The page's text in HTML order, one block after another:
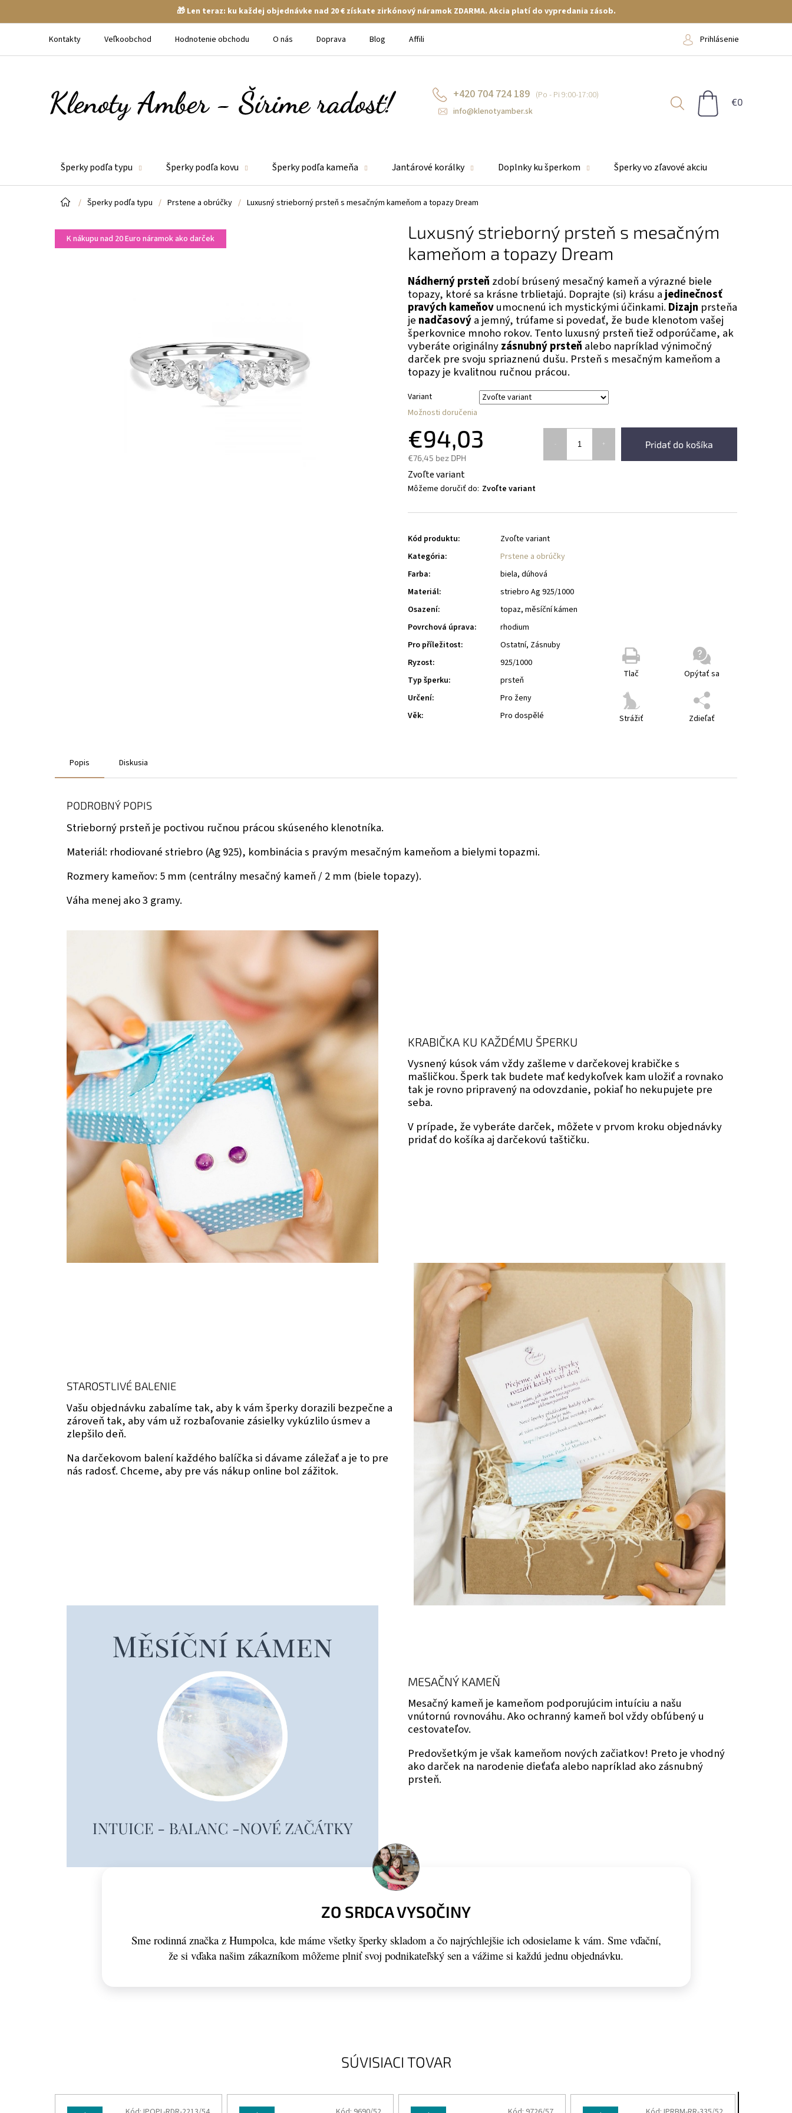
🎁 Len teraz: ku každej objednávke nad 20 € získate zirkónový náramok ZDARMA. Akcia platí do vypredania zásob.
Kontakty Veľkoobchod Hodnotenie obchodu O nás Doprava Blog Affiliate Prihlásenie
+420 704 724 189
info@klenotyamber.sk
NÁKUPNÝ
Šperky podľa typu Šperky podľa kovu Šperky podľa kameňa Jantárové korálky Doplnky ku šperkom Šperky vo zľavové akciu
Domov
/ Šperky podľa typu / Prstene a obrúčky / Luxusný strieborný prsteň s mesačným kameňom a topazy Dream
K nákupu nad 20 Euro náramok ako darček
Luxusný strieborný prsteň s mesačným
kameňom a topazy Dream
€94,03
€76,45 bez DPH
Pridať do košíka
Zvoľte variant
Môžeme doručiť do: Zvoľte variant
Variant
Možnosti doručenia
Nádherný prsteň zdobí brúsený mesačný kameň a výrazné biele
topazy, ktoré sa krásne trblietajú. Doprajte (si) krásu a jedinečnosť
pravých kameňovumocnenú ich mystickými účinkami. Dizajn prsteňa
je nadčasovýa jemný, trúfame si povedať, že bude klenotom vašej
šperkovnice mnoho rokov. Tento luxusný prsteň tiež odporúčame, ak
vyberáte originálnyzásnubný prsteň alebo napríklad výnimočný
darček pre svoju spriaznenú dušu. Prsteň s mesačným kameňom a
topazy je kvalitnou ručnou prácou.
Tlač Opýtať sa
Strážiť Zdieľať
Kód produktu:
Zvoľte variant
Kategória:
Prstene a obrúčky
Farba:
biela, dúhová
Materiál:
striebro Ag 925/1000
Osazení:
topaz, měsíční kámen
Povrchová úprava:
rhodium
Pro příležitost:
Ostatní, Zásnuby
Ryzost:
925/1000
Typ šperku:
prsteň
Určení:
Pro ženy
Věk: Pro dospělé
SÚVISIACI TOVAR
Popis Diskusia
PODROBNÝ POPIS
Strieborný prsteň je poctivou ručnou prácou skúseného klenotníka.
Materiál: rhodiované striebro (Ag 925), kombinácia s pravým mesačným kameňom a bielymi topazmi.
Rozmery kameňov: 5 mm (centrálny mesačný kameň / 2 mm (biele topazy).
Váha menej ako 3 gramy.
KRABIČKA KU KAŽDÉMU ŠPERKU
Vysnený kúsok vám vždy zašleme v darčekovej krabičke s
mašličkou. Šperk tak budete mať kedykoľvek kam uložiť a rovnako
tak je rovno pripravený na odovzdanie, pokiaľ ho nekupujete pre
seba.
V prípade, že vyberáte darček, môžete v prvom kroku objednávky
pridať do košíka aj darčekovú taštičku.
STAROSTLIVÉ BALENIE
Vašu objednávku zabalíme tak, aby k vám šperky dorazili bezpečne a
zároveň tak, aby vám už rozbaľovanie zásielky vykúzlilo úsmev a
zlepšilo deň.
Na darčekovom balení každého balíčka si dávame záležať a je to pre
nás radosť. Chceme, aby pre vás nákup online bol zážitok.
MESAČNÝ KAMEŇ
Mesačný kameň je kameňom podporujúcim intuíciu a našu
vnútornú rovnováhu. Ako ochranný kameň bol vždy obľúbený u
cestovateľov.
Predovšetkým je však kameňom nových začiatkov! Preto je vhodný
ako darček na narodenie dieťaťa alebo napríklad ako zásnubný
prsteň.
ZO SRDCA VYSOČINY
Sme rodinná značka z Humpolca, kde máme všetky šperky skladom a čo najrýchlejšie ich odosielame k vám. Sme vďační,
že si vďaka našim zákazníkom môžeme plniť svoj podnikateľský sen a vážime si každú jednu objednávku.